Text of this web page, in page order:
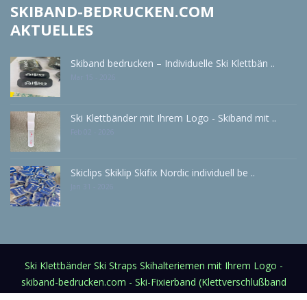
SKIBAND-BEDRUCKEN.COM
AKTUELLES
Skiband bedrucken – Individuelle Ski Klettbän ..
Ski Klettbänder mit Ihrem Logo - Skiband mit ..
Skiclips Skiklip Skifix Nordic individuell be ..
Ski Klettbänder Ski Straps Skihalteriemen mit Ihrem Logo -
skiband-bedrucken.com - Ski-Fixierband (Klettverschlußband